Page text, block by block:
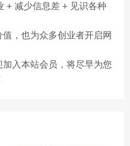
+ 减少信息差 + 见识各种
，也为众多创业者开启网
入本站会员，将尽早为您